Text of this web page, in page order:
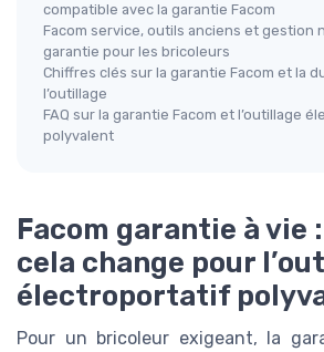
compatible avec la garantie Facom
Facom service, outils anciens et gestion
garantie pour les bricoleurs
Chiffres clés sur la garantie Facom et la
l’outillage
FAQ sur la garantie Facom et l’outillage
polyvalent
Facom garantie à vie
cela change pour
électroportatif
Pour un bricoleur exigeant, la